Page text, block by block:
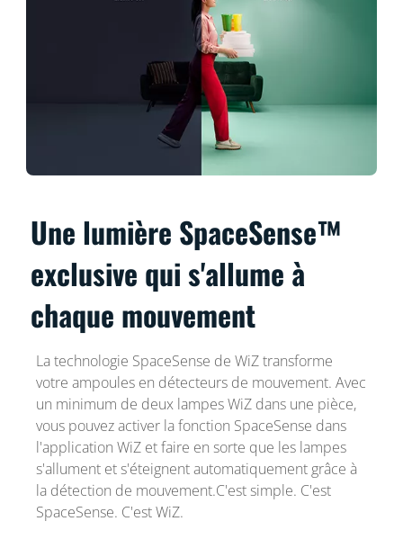
Une lumière SpaceSense™
exclusive qui s'allume à
chaque mouvement
La technologie SpaceSense de WiZ transforme
votre ampoules en détecteurs de mouvement. Avec
un minimum de deux lampes WiZ dans une pièce,
vous pouvez activer la fonction SpaceSense dans
l'application WiZ et faire en sorte que les lampes
s'allument et s'éteignent automatiquement grâce à
la détection de mouvement.C'est simple. C'est
SpaceSense. C'est WiZ.